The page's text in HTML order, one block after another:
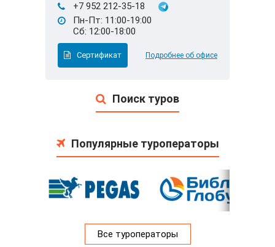
Поиск туров
+7 952 212-35-18
Пн-Пт: 11:00-19:00
Сб: 12:00-18:00
Сертификат Подробнее об офисе
Популярные туроператоры
Все туроператоры